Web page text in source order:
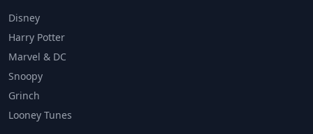
Disney
Harry Potter
Marvel & DC
Snoopy
Grinch
Looney Tunes